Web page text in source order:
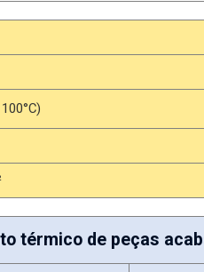
térmico de peças